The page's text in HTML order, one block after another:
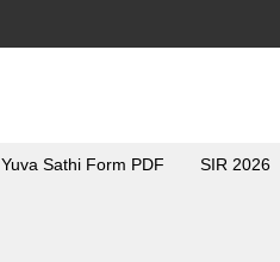
Yuva Sathi Form PDF SIR 2026